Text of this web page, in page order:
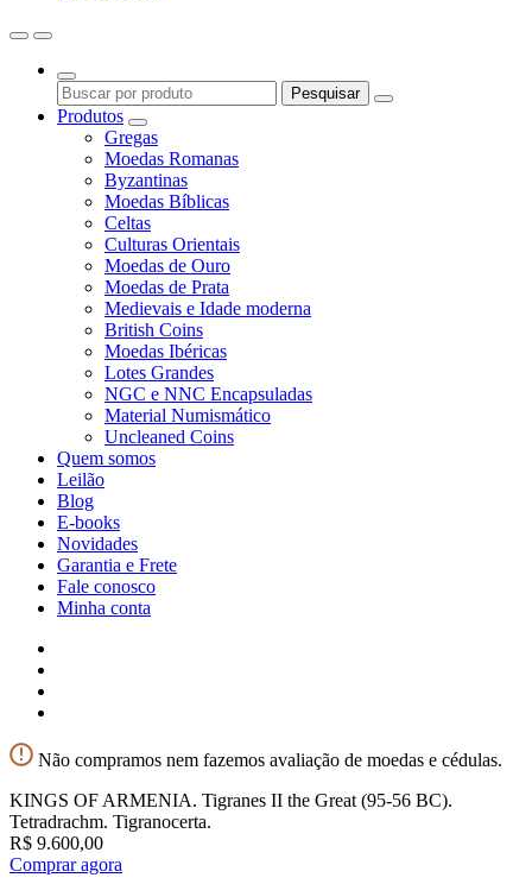
Pesquisar
Produtos
Gregas
Moedas Romanas
Byzantinas
Moedas Bíblicas
Celtas
Culturas Orientais
Moedas de Ouro
Moedas de Prata
Medievais e Idade moderna
British Coins
Moedas Ibéricas
Lotes Grandes
NGC e NNC Encapsuladas
Material Numismático
Uncleaned Coins
Quem somos
Leilão
Blog
E-books
Novidades
Garantia e Frete
Fale conosco
Minha conta
Não compramos nem fazemos avaliação de moedas e cédulas.
KINGS OF ARMENIA. Tigranes II the Great (95-56 BC).
Tetradrachm. Tigranocerta.
R$ 9.600,00
Comprar agora